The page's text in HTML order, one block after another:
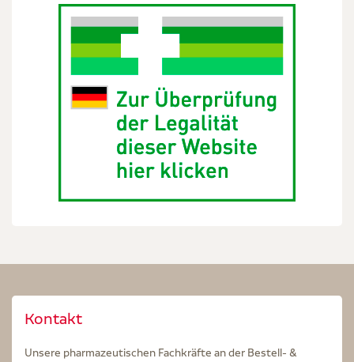
Kontakt
Unsere pharmazeutischen Fachkräfte an der Bestell- &